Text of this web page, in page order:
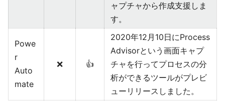
ャプチャから作成支援しま
す。
Powe
r
Auto
mate
❌ 👍
2020年12月10日にProcess
Advisorという画面キャプ
チャを行ってプロセスの分
析ができるツールがプレビ
ューリリースしました。